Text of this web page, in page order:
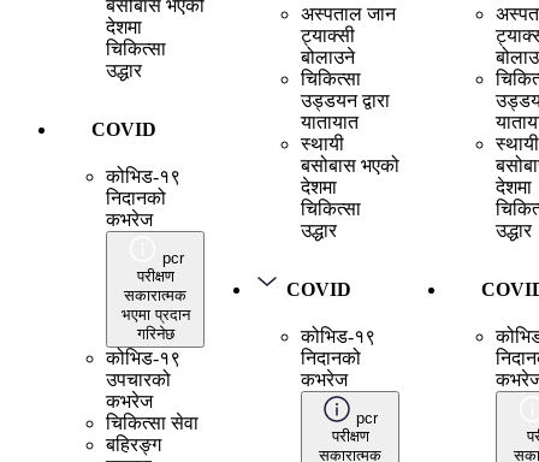
बसोबास भएको
देशमा
चिकित्सा
उद्धार
COVID
कोभिड-१९
निदानको
कभरेज
pcr
परीक्षण
सकारात्मक
भएमा प्रदान
गरिनेछ
कोभिड-१९
उपचारको
कभरेज
चिकित्सा सेवा
बहिरङ्ग
अस्पताल जान
ट्याक्सी
बोलाउने
चिकित्सा
उड्डयन द्वारा
यातायात
स्थायी
बसोबास भएको
देशमा
चिकित्सा
उद्धार
COVID
कोभिड-१९
निदानको
कभरेज
pcr
परीक्षण
सकारात्मक
स्थायी
देशमा
उद्धार